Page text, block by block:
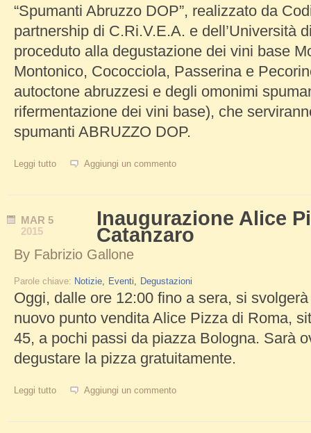
“Spumanti Abruzzo DOP”, realizzato da
partnership di C.Ri.V.E.A. e dell’Università
proceduto alla degustazione dei vini base
Montonico, Cococciola, Passerina e
autoctone abruzzesi e degli omonimi
rifermentazione dei vini base), che
spumanti ABRUZZO DOP.
Leggi tutto su Presentazione del progetto Spumanti Abruzzo Dop
Aggiungi un commento
MAR 5
2015
Inaugurazione Alice
Catanzaro
By Fabrizio Gallone
Parole chiave: Notizie Eventi Degustazioni
Oggi, dalle ore 12:00 fino a sera, si
nuovo punto vendita Alice Pizza di Roma,
45, a pochi passi da piazza Bologna. Sarà
degustare la pizza gratuitamente.
Leggi tutto su Inaugurazione Alice Pizza Via Catanzaro
Aggiungi un commento